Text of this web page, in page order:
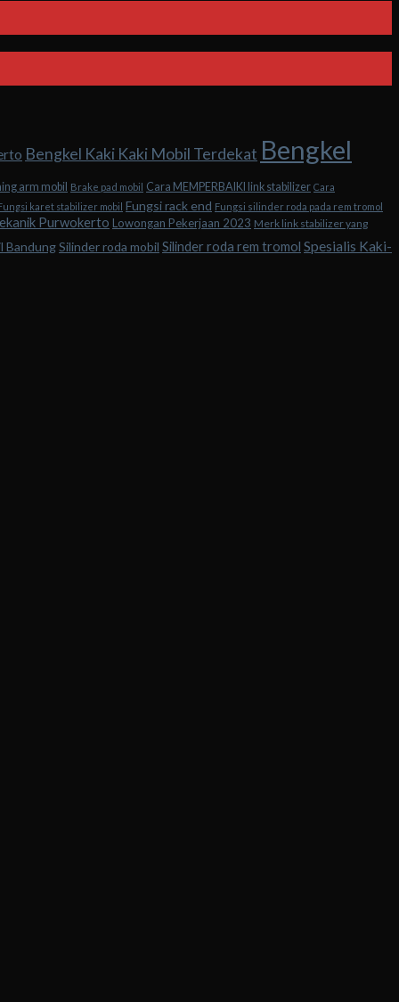
Bengkel Kaki Kaki Mobil Terdekat Bengkel
arm mobil Brake pad mobil Cara MEMPERBAIKI link stabilizer Cara
karet stabilizer mobil Fungsi rack end Fungsi silinder roda pada rem tromol
Purwokerto Lowongan Pekerjaan 2023 Merk link stabilizer yang
BandungSilinder roda mobil Silinder roda rem tromol Spesialis Kaki-